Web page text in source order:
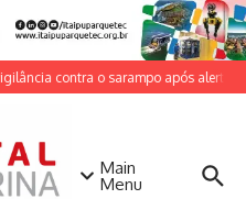
contra o sarampo após alerta
Main
Menu